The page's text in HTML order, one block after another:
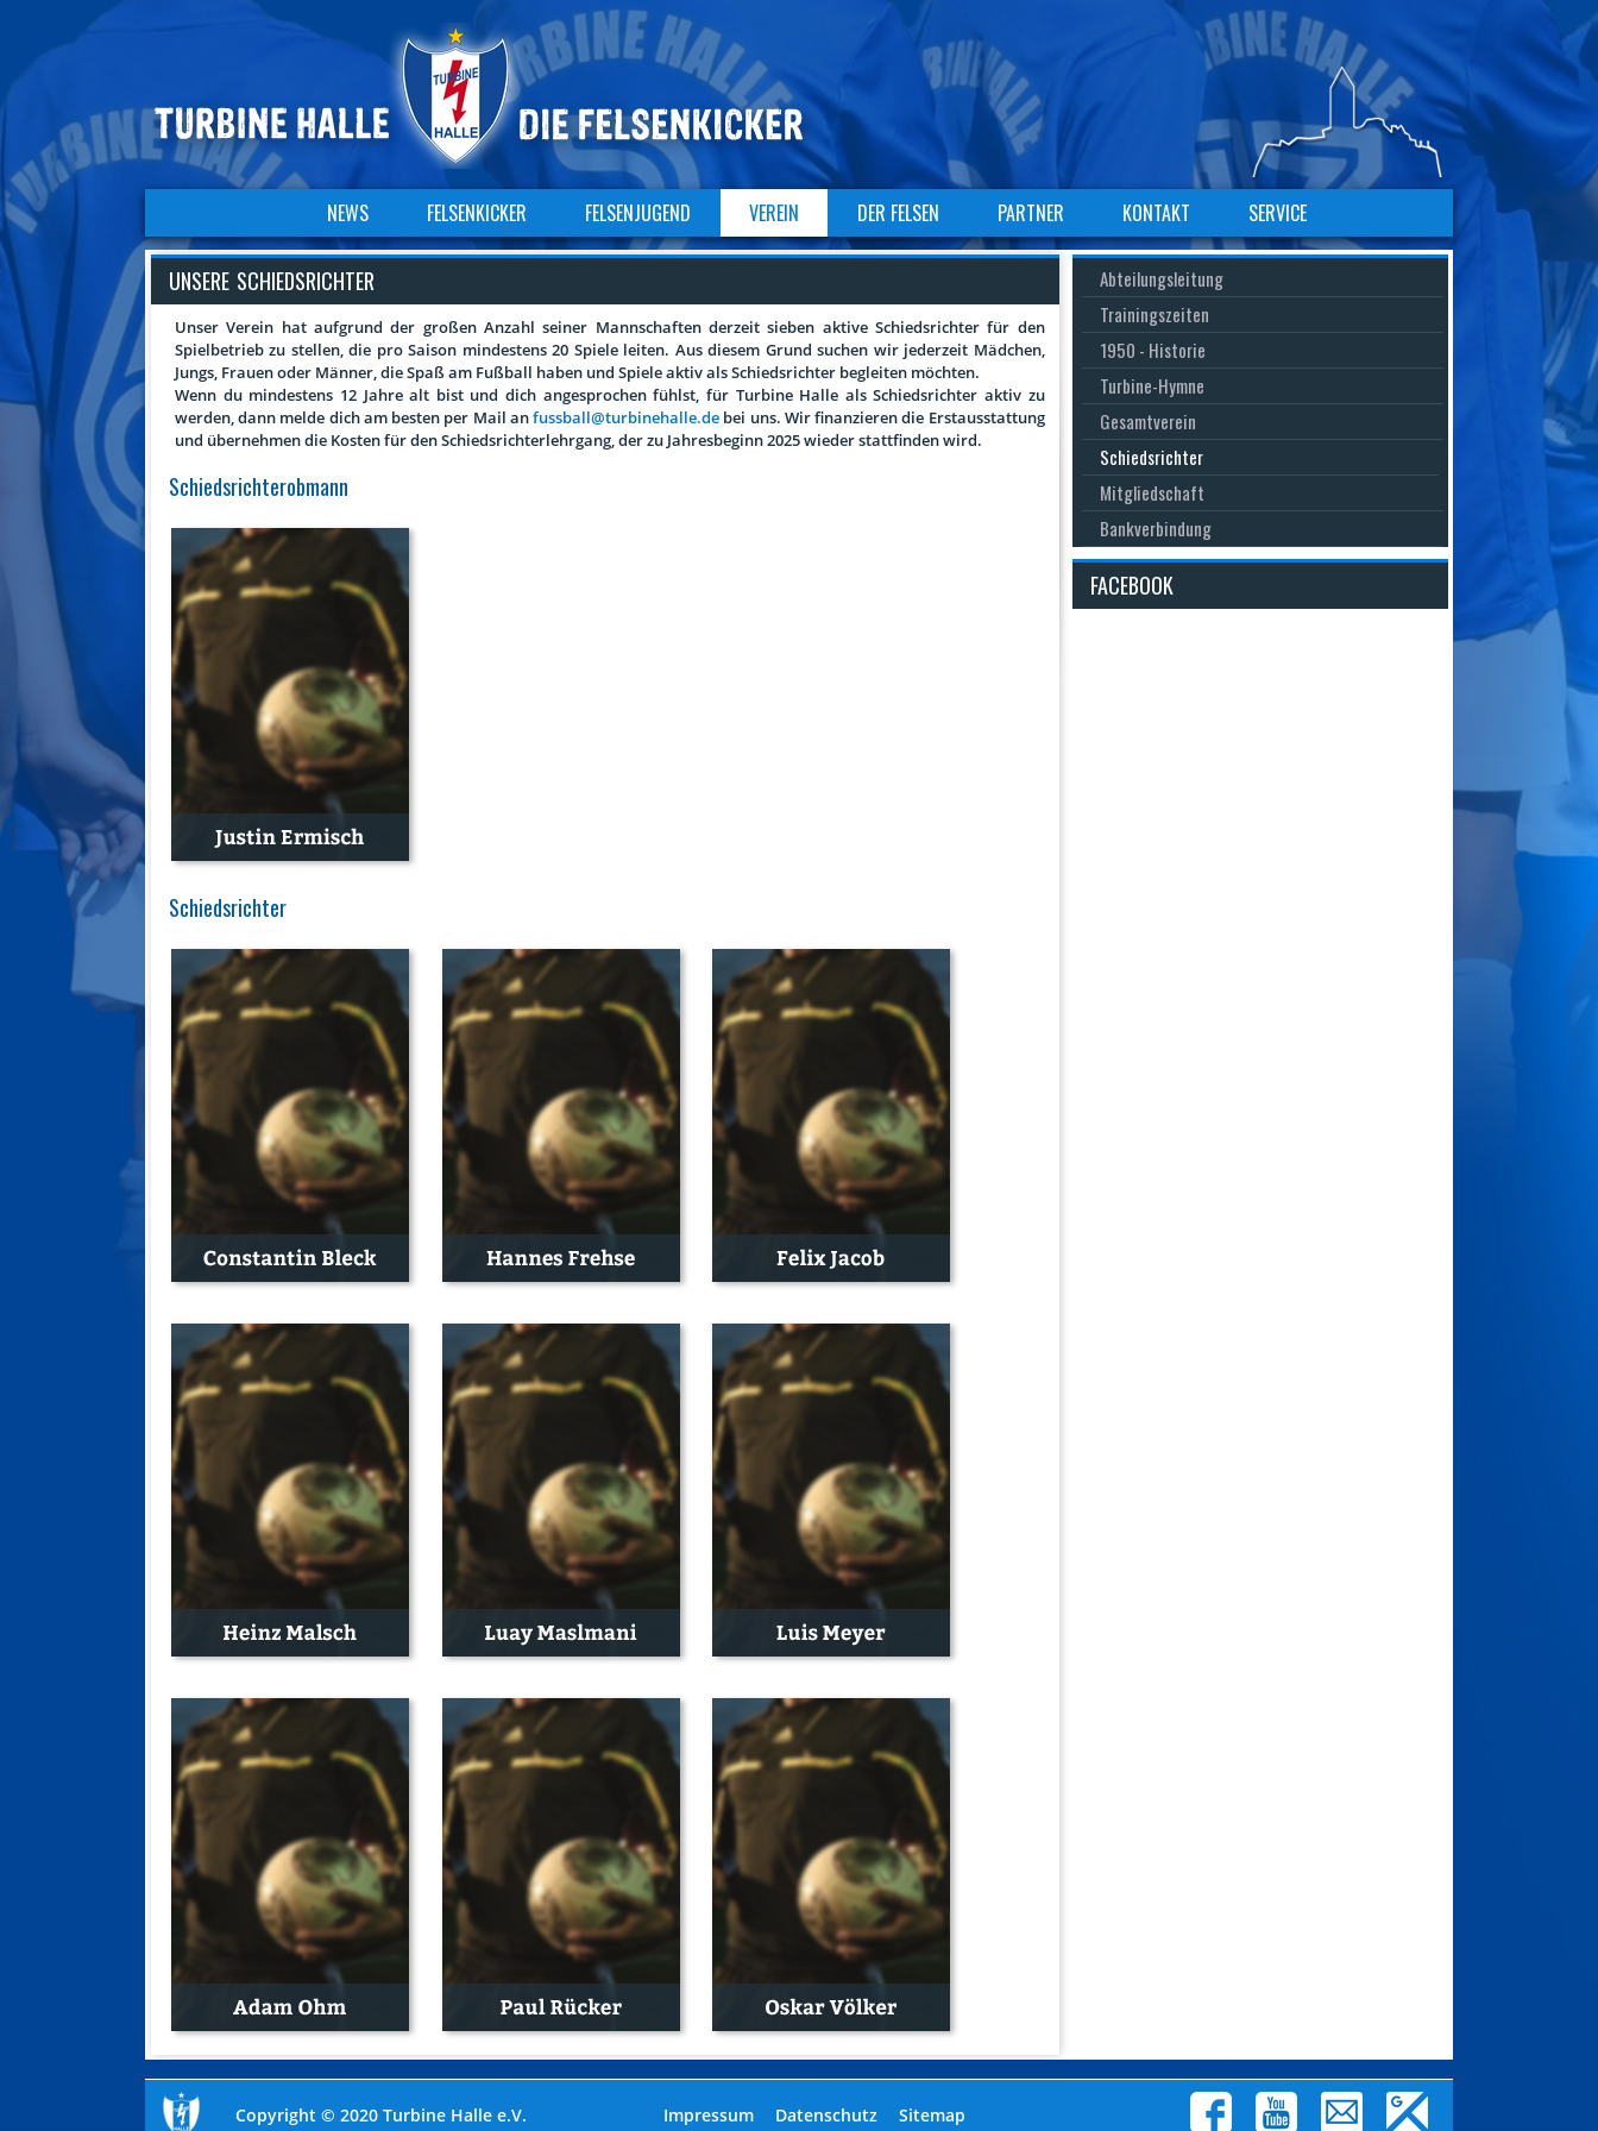
NAVIGATION
ÜBERSPRINGEN
NEWS FELSENKICKER FELSENJUGEND VEREIN DER FELSEN PARTNER KONTAKT SERVICE
Navigation
überspringen
UNSERE SCHIEDSRICHTER
Unser Verein hat aufgrund der großen Anzahl seiner Mannschaften derzeit sieben aktive Schiedsrichter für den
Spielbetrieb zu stellen, die pro Saison mindestens 20 Spiele leiten. Aus diesem Grund suchen wir jederzeit Mädchen,
Jungs, Frauen oder Männer, die Spaß am Fußball haben und Spiele aktiv als Schiedsrichter begleiten möchten.
Wenn du mindestens 12 Jahre alt bist und dich angesprochen fühlst, für Turbine Halle als Schiedsrichter aktiv zu
werden, dann melde dich am besten per Mail anfussball@turbinehalle.de bei uns. Wir finanzieren die Erstausstattung
und übernehmen die Kosten für den Schiedsrichterlehrgang, der zu Jahresbeginn 2025 wieder stattfinden wird.
Schiedsrichterobmann
Schiedsrichter
Navigation
überspringen
Abteilungsleitung
Trainingszeiten
1950 - Historie
Turbine-Hymne
Gesamtverein
Schiedsrichter
Mitgliedschaft
Bankverbindung
FACEBOOK
Copyright © 2020 Turbine Halle e.V.
Navigation
Impressum Datenschutz Sitemap